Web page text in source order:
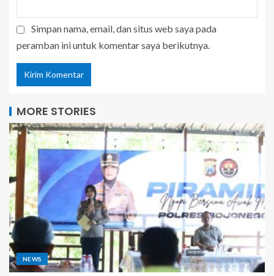
Simpan nama, email, dan situs web saya pada
peramban ini untuk komentar saya berikutnya.
MORE STORIES
NEWS